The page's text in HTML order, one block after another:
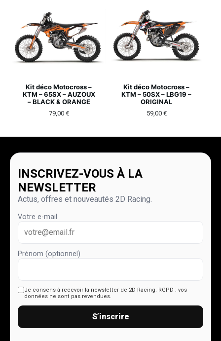
Kit déco Motocross –
KTM – 65SX – AUZOUX
– BLACK & ORANGE
79,00 €
Kit déco Motocross –
KTM – 50SX – LBG19 –
ORIGINAL
59,00 €
INSCRIVEZ-VOUS À LA
NEWSLETTER
Actus, offres et nouveautés 2D Racing.
Votre e-mail
Prénom (optionnel)
Je consens à recevoir la newsletter de 2D Racing. RGPD : vos
données ne sont pas revendues.
S’inscrire